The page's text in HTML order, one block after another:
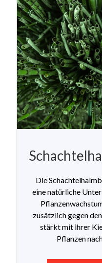
Die
eine natürliche
zusätzlich gegen
stärkt mit ihrer
Pflanzen